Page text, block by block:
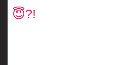
😇?!